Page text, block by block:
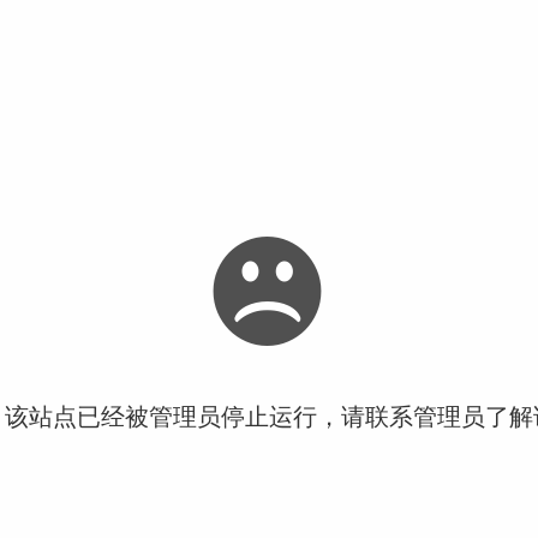
站点已经被管理员停止运行，请联系管理员了